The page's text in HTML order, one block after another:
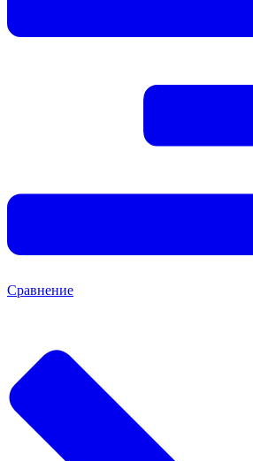
Сравнение